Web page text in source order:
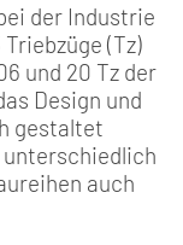
der Industrie
(Tz)
und 20 Tz der
Design und
gestaltet
unterschiedlich
auch